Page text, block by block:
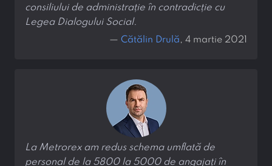
consiliului de administrație în contradicție cu
Legea Dialogului Social.
— Cătălin Drulă, 4 martie 2021
La Metrorex am redus schema umflată de
personal de la 5800 la 5000 de angajați în